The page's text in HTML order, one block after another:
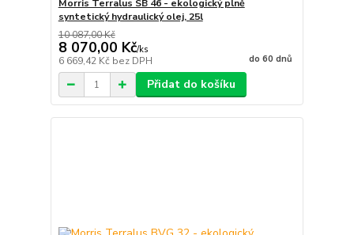
Morris Terralus SB 46 - ekologický plně
syntetický hydraulický olej, 25l
10 087,00 Kč
8 070,00 Kč/ks
6 669,42 Kč bez DPH do 60 dnů
Přidat do košíku